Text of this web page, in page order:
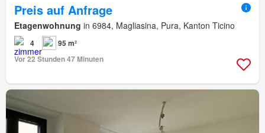
Preis auf Anfrage
Etagenwohnung in 6984, Magliasina, Pura, Kanton Ticino
4
95 m²
Vor 22 Stunden 47 Minuten